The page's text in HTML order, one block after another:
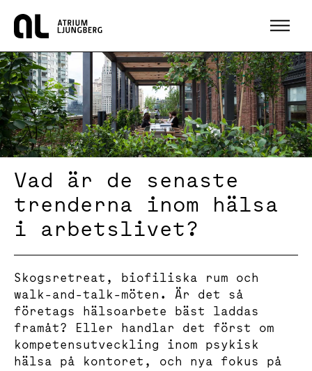
Hem
Vad är de senaste
trenderna inom hälsa
i arbetslivet?
Skogsretreat, biofiliska rum och
walk-and-talk-möten. Är det så
företags hälsoarbete bäst laddas
framåt? Eller handlar det först om
kompetensutveckling inom psykisk
hälsa på kontoret, och nya fokus på